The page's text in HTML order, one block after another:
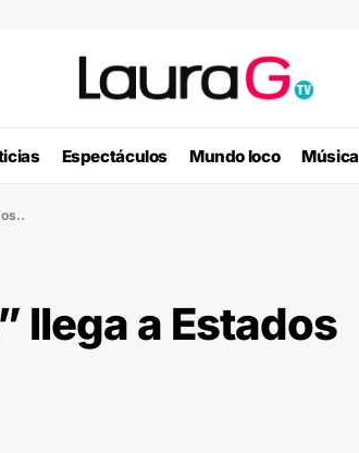
Espectáculos Mundo loco Música
llega a Estados